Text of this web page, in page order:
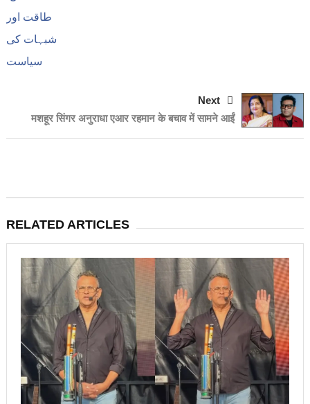
Next
मशहूर सिंगर अनुराधा एआर रहमान के बचाव में सामने आईं
RELATED ARTICLES